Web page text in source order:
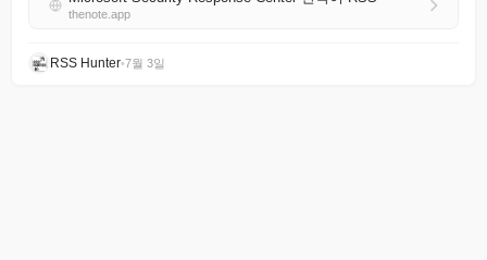
thenote.app
RSS Hunter•7월 3일